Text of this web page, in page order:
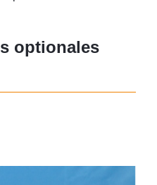
optionales